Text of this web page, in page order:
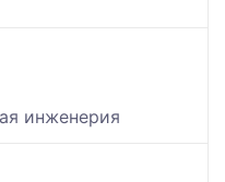
инженерия